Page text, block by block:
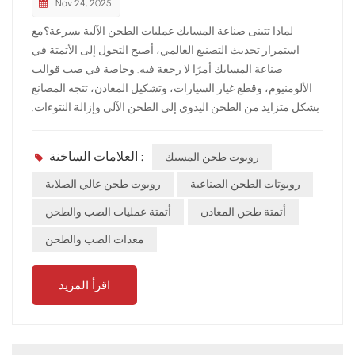
Nov 24, 2025
لماذا تتبنى صناعة المسابك عمليات الطحن الآلية بسرعة؟مع
استمرار تحديث التصنيع العالمي، أصبح التحول إلى الأتمتة في
صناعة المسابك أمرًا لا رجعة فيه. وخاصة في صب قوالب
الألومنيوم، وقطع غيار السيارات، وتشكيل المعادن، تتجه المصانع
بشكل متزايد من الطحن اليدوي إلى الطحن الآلي وإزالة النتوءات.
الجديدةغالباً ما تفتقر عملية الطحن اليدوي إلى الاتساق. أما
الروبوتات فتنفذ مسارات دقيقة بقوة ثابتة، مما يضمن جودة قطع
يمكن التنبؤ بها ومستقرة.2. نقص العمالة مشكلة عالميةيتزايد عدد
العمال الراغبين في العمل في وظائف تتسم بالغبار والضوضاء
العالية والتكرار. يقلل التشغيل الآلي من الاعتماد على العمالة
المعقدة عمليات أفضلتُشكل التجاويف العميقة والأسطح المائلة
العلامات الساخنة : روبوت طحن المسبك
روبوت طحن عالي الصلابة روبوتات الطحن الصناعية
أتمتة عمليات الصب والطحن أتمتة طحن المعادن
معدات الصب والطحن
اقرأ المزيد